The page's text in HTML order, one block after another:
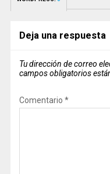
Deja una respuesta
Tu dirección de correo
campos obligatorios
Comentario *